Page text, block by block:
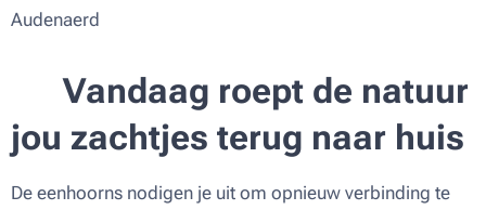
Audenaerd
✨Vandaag roept de natuur
jou zachtjes terug naar huis
De eenhoorns nodigen je uit om opnieuw verbinding te